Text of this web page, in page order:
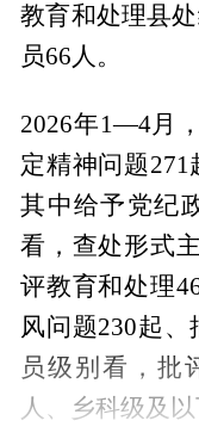
教育和处理县
员66人。
2026年1—4月
定精神问题271
其中给予党纪
看，查处形式
评教育和处理
风问题230起
员级别看，批
人、乡科级及以